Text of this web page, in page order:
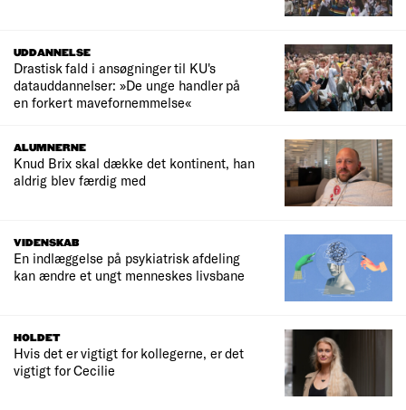
UDDANNELSE
Drastisk fald i ansøgninger til KU's
datauddannelser: »De unge handler på
en forkert mavefornemmelse«
ALUMNERNE
Knud Brix skal dække det kontinent, han
aldrig blev færdig med
VIDENSKAB
En indlæggelse på psykiatrisk afdeling
kan ændre et ungt menneskes livsbane
HOLDET
Hvis det er vigtigt for kollegerne, er det
vigtigt for Cecilie